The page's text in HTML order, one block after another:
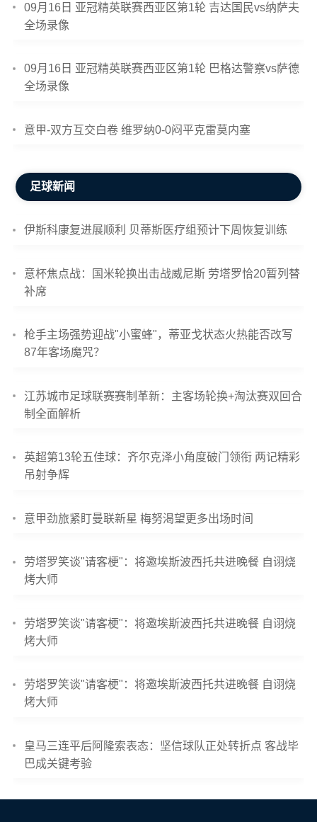
09月16日 亚冠精英联赛西亚区第1轮 吉达国民vs纳萨夫
全场录像
09月16日 亚冠精英联赛西亚区第1轮 巴格达警察vs萨德
全场录像
意甲-双方互交白卷 维罗纳0-0闷平克雷莫内塞
足球新闻
伊斯科康复进展顺利 贝蒂斯医疗组预计下周恢复训练
意杯焦点战：国米轮换出击战威尼斯 劳塔罗恰20暂列替
补席
枪手主场强势迎战"小蜜蜂"，蒂亚戈状态火热能否改写
87年客场魔咒？
江苏城市足球联赛赛制革新：主客场轮换+淘汰赛双回合
制全面解析
英超第13轮五佳球：齐尔克泽小角度破门领衔 两记精彩
吊射争辉
意甲劲旅紧盯曼联新星 梅努渴望更多出场时间
劳塔罗笑谈"请客梗"：将邀埃斯波西托共进晚餐 自诩烧
烤大师
劳塔罗笑谈"请客梗"：将邀埃斯波西托共进晚餐 自诩烧
烤大师
劳塔罗笑谈"请客梗"：将邀埃斯波西托共进晚餐 自诩烧
烤大师
皇马三连平后阿隆索表态：坚信球队正处转折点 客战毕
巴成关键考验